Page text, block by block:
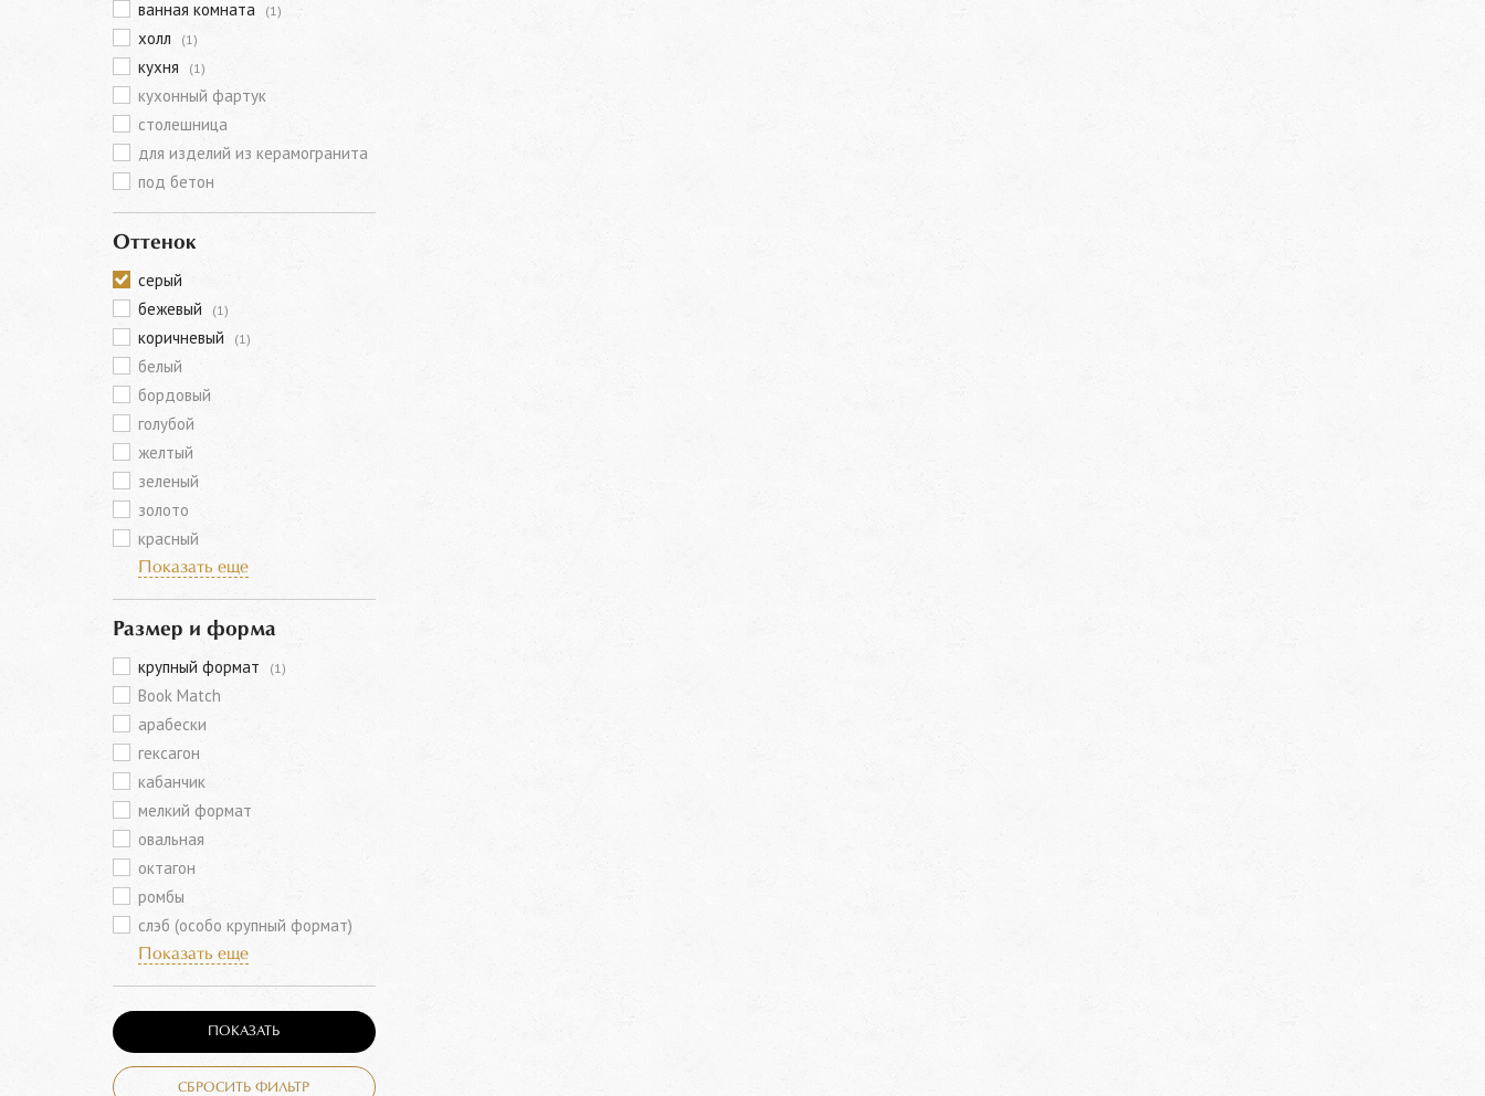
ванная комната
(1)
холл (1)
кухня (1)
кухонный фартук
столешница
для изделий из керамогранита
под бетон
Оттенок
серый
бежевый
(1)
коричневый (1)
белый
бордовый
голубой
желтый
зеленый
золото
красный
Показать еще
Размер и форма
крупный формат (1)
Book Match
арабески
гексагон
кабанчик
мелкий формат
овальная
октагон
ромбы
слэб (особо крупный формат)
Показать еще
ПОКАЗАТЬ
СБРОСИТЬ ФИЛЬТР